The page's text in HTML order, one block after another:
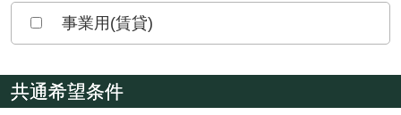
事業用(賃貸)
共通希望条件